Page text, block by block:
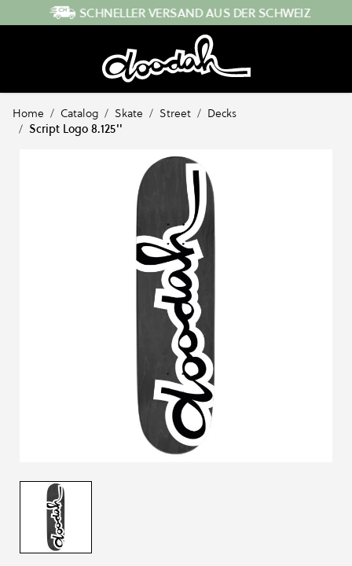
Direkt zum InhaltSCHNELLER VERSAND AUS DER SCHWEIZ
Home / Catalog / Skate / Street / Decks
/ Script Logo 8.125''